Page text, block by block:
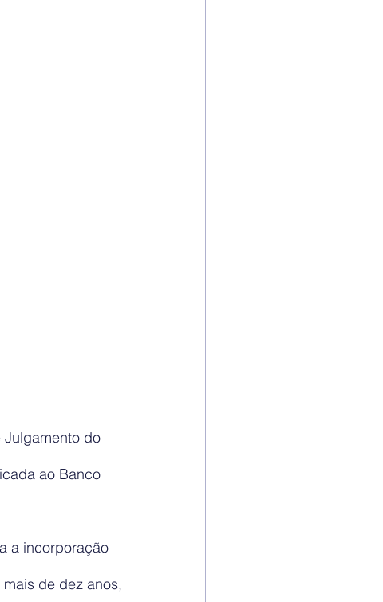
Julgamento do
ao Banco
a incorporação
de dez anos,